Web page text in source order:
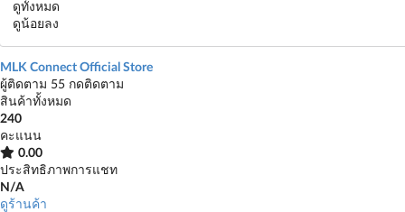
ดูทั้งหมด
ดูน้อยลง
MLK Connect Official Store
ผู้ติดตาม 55 กดติดตาม
สินค้าทั้งหมด
240
คะแนน
0.00
ประสิทธิภาพการแชท
N/A
ดูร้านค้า